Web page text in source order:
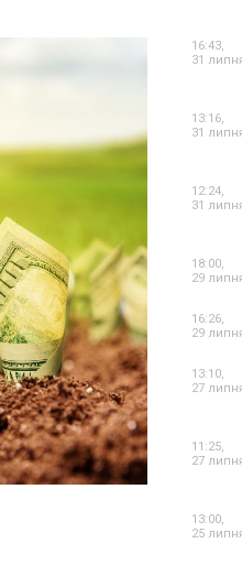
16:43,
31
13:16,
31
12:24,
31
18:00,
29
16:26,
29
13:10,
27
11:25,
27
13:00,
25